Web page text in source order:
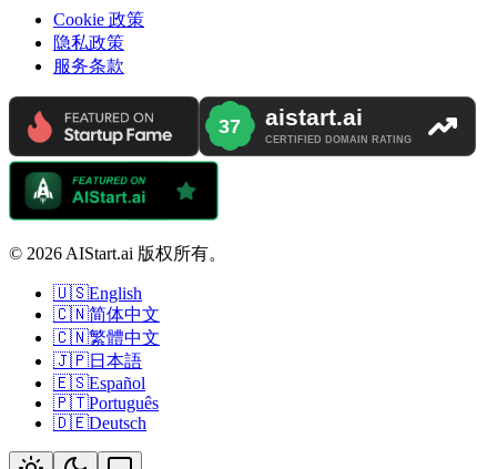
Cookie 政策
隐私政策
服务条款
© 2026 AIStart.ai 版权所有。
🇺🇸English
🇨🇳简体中文
🇨🇳繁體中文
🇯🇵日本語
🇪🇸Español
🇵🇹Português
🇩🇪Deutsch